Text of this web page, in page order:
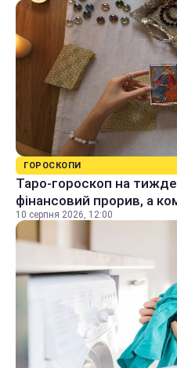
ГОРОСКОПИ
Таро-гороскоп на
фінансовий прорив, а
10 серпня 2026, 12:00